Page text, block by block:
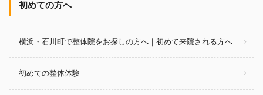
初めての方へ
横浜・石川町で整体院をお探しの方へ｜初めて来院される方へ
初めての整体体験